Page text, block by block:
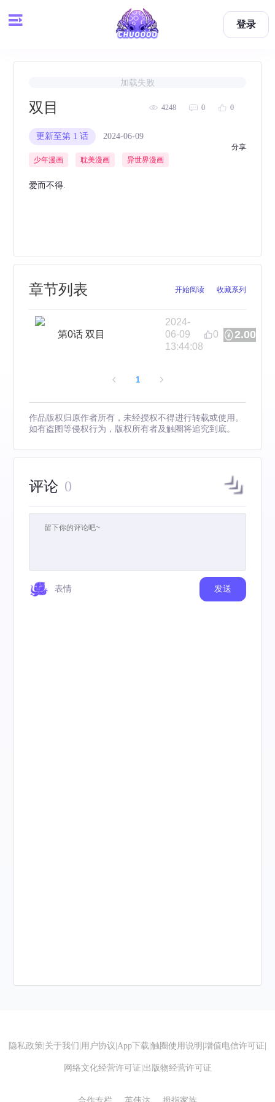
登录
加载失败
双目 4248 0 0
更新至第 1 话 2024-06-09
少年漫画 耽美漫画 异世界漫画
爱而不得.
举报
分享
章节列表 开始阅读 收藏系列
第0话 双目
2024-
06-09
13:44:08
0 2.00
1
作品版权归原作者所有，未经授权不得进行转载或使用。
如有盗图等侵权行为，版权所有者及触圈将追究到底。
评论 0
表情 发送
隐私政策 关于我们 用户协议 App下载 触圈使用说明 增值电信许可证
网络文化经营许可证 出版物经营许可证